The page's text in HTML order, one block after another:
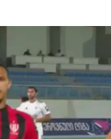
სადაც
ხელს
შორის 1-